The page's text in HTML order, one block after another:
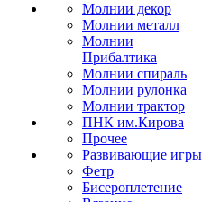
Молнии декор
Молнии металл
Молнии
Прибалтика
Молнии спираль
Молнии рулонка
Молнии трактор
ПНК им.Кирова
Прочее
Развивающие игры
Фетр
Бисероплетение